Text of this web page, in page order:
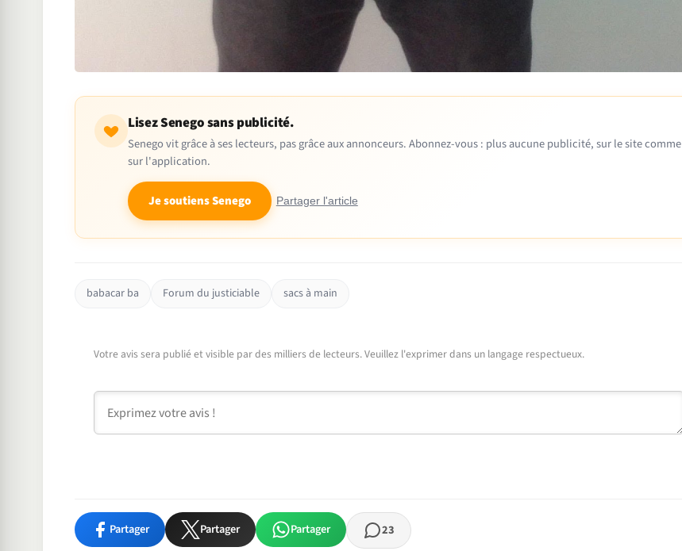
Lisez Senego sans publicité.
Senego vit grâce à ses lecteurs, pas grâce aux annonceurs. Abonnez-vous : plus aucune publicité, sur le site comme
sur l'application.
Je soutiens Senego Partager l'article
babacar ba Forum du justiciable sacs à main
Votre avis sera publié et visible par des milliers de lecteurs. Veuillez l'exprimer dans un langage respectueux.
Partager Partager Partager 23